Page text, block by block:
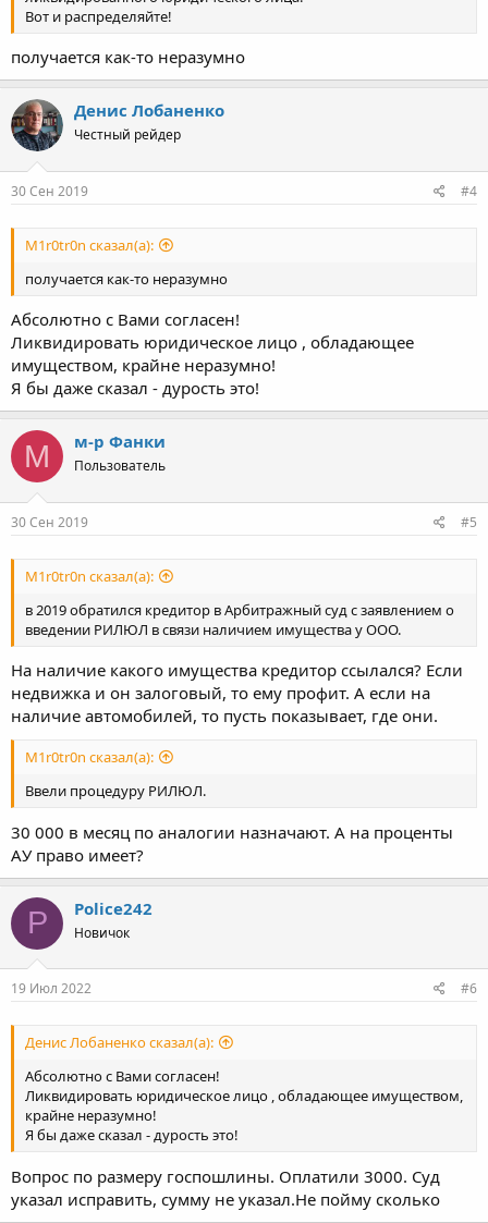
Вот и распределяйте!
получается как-то неразумно
Денис Лобаненко
Честный рейдер
30 Сен 2019 #4
M1r0tr0n сказал(а):
получается как-то неразумно
Абсолютно с Вами согласен!
Ликвидировать юридическое лицо , обладающее
имуществом, крайне неразумно!
Я бы даже сказал - дурость это!
М м-р Фанки
Пользователь
30 Сен 2019 #5
M1r0tr0n сказал(а):
в 2019 обратился кредитор в Арбитражный суд с заявлением о
введении РИЛЮЛ в связи наличием имущества у ООО.
На наличие какого имущества кредитор ссылался? Если
недвижка и он залоговый, то ему профит. А если на
наличие автомобилей, то пусть показывает, где они.
M1r0tr0n сказал(а):
Ввели процедуру РИЛЮЛ.
30 000 в месяц по аналогии назначают. А на проценты
АУ право имеет?
P Police242
Новичок
19 Июл 2022 #6
Денис Лобаненко сказал(а):
Абсолютно с Вами согласен!
Ликвидировать юридическое лицо , обладающее имуществом,
крайне неразумно!
Я бы даже сказал - дурость это!
Вопрос по размеру госпошлины. Оплатили 3000. Суд
указал исправить, сумму не указал.Не пойму сколько